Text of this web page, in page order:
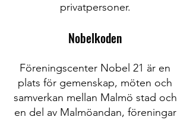
privatpersoner.
Nobelkoden
Föreningscenter Nobel 21 är en
plats för gemenskap, möten och
samverkan mellan Malmö stad och
en del av Malmöandan, föreningar